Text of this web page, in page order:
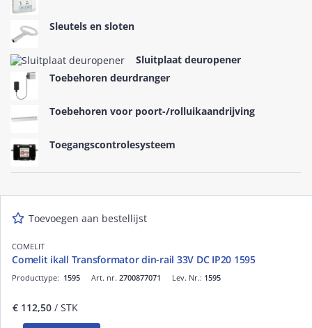
Sleutels en sloten
Sluitplaat deuropener
Toebehoren deurdranger
Toebehoren voor poort-/rolluikaandrijving
Toegangscontrolesysteem
Toevoegen aan bestellijst
COMELIT
Comelit ikall Transformator din-rail 33V DC IP20 1595
Art. nr. 2700877071
Producttype: 1595 Lev. Nr.: 1595
€ 112,50 / STK